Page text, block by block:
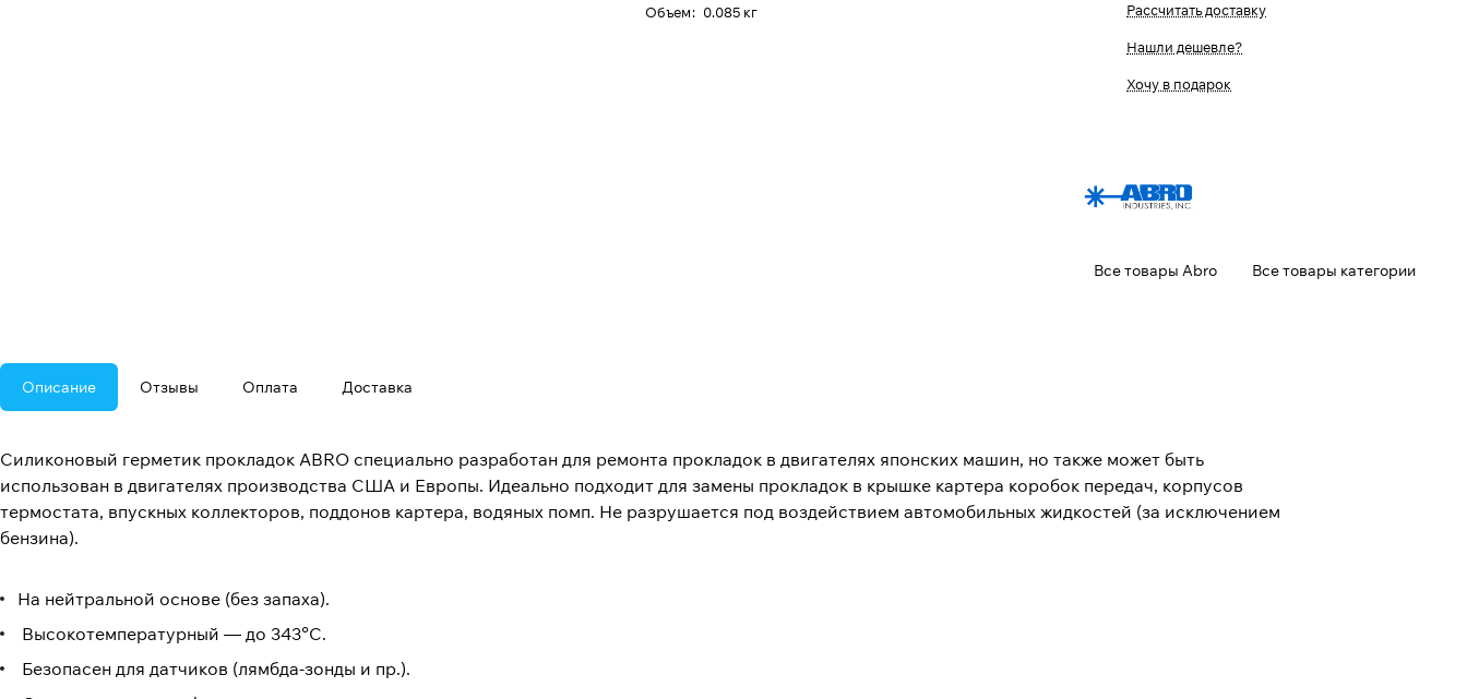
Oбъем: 0.085 кг Рассчитать доставку
Нашли дешевле?
Хочу в подарок
Все товары Abro Все товары категории
Описание Отзывы Оплата Доставка
Силиконовый герметик прокладок ABRO специально разработан для ремонта прокладок в двигателях японских машин, но также может быть
использован в двигателях производства США и Европы. Идеально подходит для замены прокладок в крышке картера коробок передач, корпусов
термостата, впускных коллекторов, поддонов картера, водяных помп. Не разрушается под воздействием автомобильных жидкостей (за исключением
бензина).
На нейтральной основе (без запаха).
Высокотемпературный — до 343°С.
Безопасен для датчиков (лямбда-зонды и пр.).